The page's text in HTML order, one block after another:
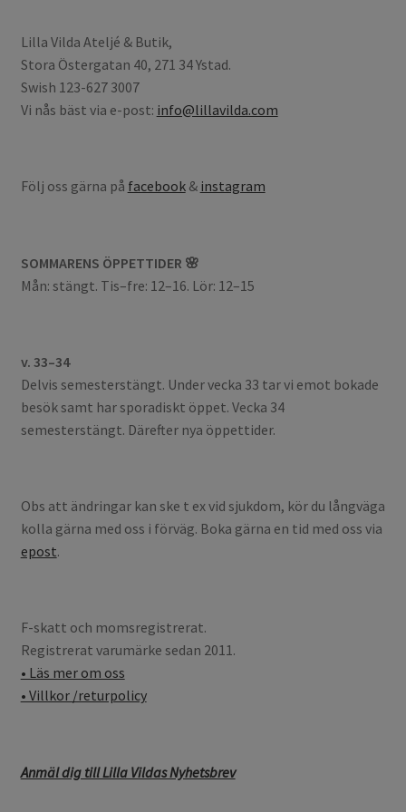
Lilla Vilda Ateljé & Butik,
Stora Östergatan 40, 271 34 Ystad.
Swish 123-627 3007
Vi nås bäst via e-post: info@lillavilda.com
Följ oss gärna på facebook& instagram
SOMMARENS ÖPPETTIDER 🌸
Mån: stängt. Tis–fre: 12–16. Lör: 12–15
v. 33–34
Delvis semesterstängt. Under vecka 33 tar vi emot bokade
besök samt har sporadiskt öppet. Vecka 34
semesterstängt. Därefter nya öppettider.
Obs att ändringar kan ske t ex vid sjukdom, kör du långväga
kolla gärna med oss i förväg. Boka gärna en tid med oss via
epost.
F-skatt och momsregistrerat.
Registrerat varumärke sedan 2011.
• Läs mer om oss
• Villkor /returpolicy
Anmäl dig till Lilla Vildas Nyhetsbrev